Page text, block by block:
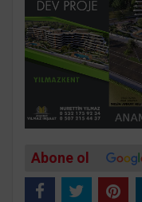
Abone ol